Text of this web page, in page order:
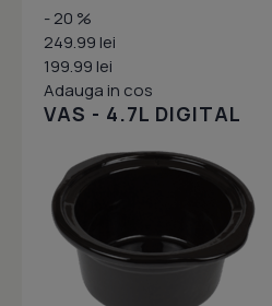
- 20 %
249.99 lei
199.99 lei
Adauga in cos
VAS - 4.7L DIGITAL